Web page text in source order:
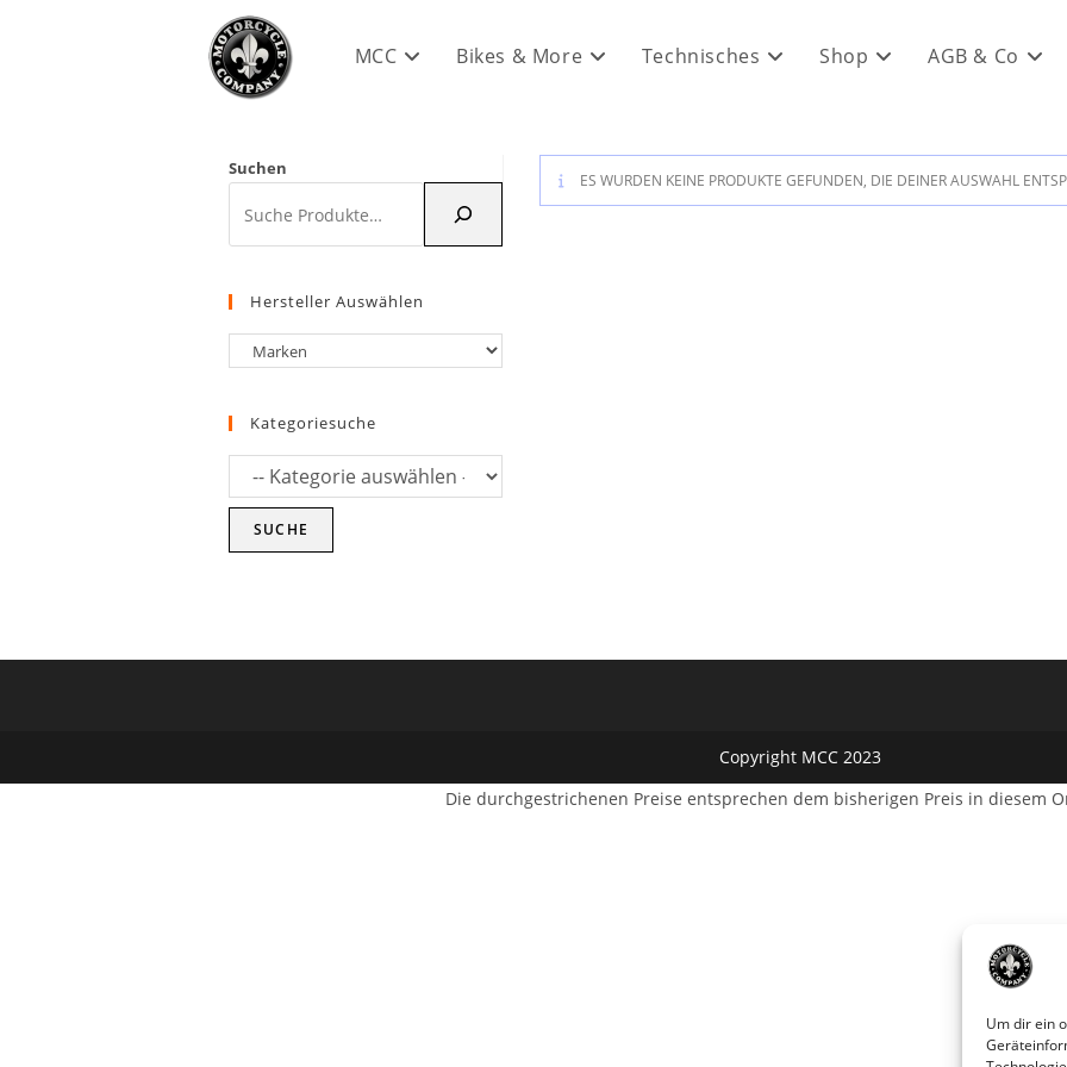
Um dir ein
MCC Bikes & More Technisches Shop AGB & Co
ES WURDEN KEINE PRODUKTE GEFUNDEN, DIE DEINER AUSWAHL
Suchen
Hersteller Auswählen
Kategoriesuche
SUCHE
Copyright MCC 2023
Die durchgestrichenen Preise entsprechen dem bisherigen Preis in diesem